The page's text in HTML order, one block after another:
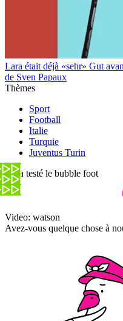
Lara était déjà «sehr» Gut
de Sven Papaux
Thèmes
Sport
Football
Italie
Turquie
Juventus Turin
On a testé le bubble foot
Video: watson
Avez-vous quelque chose à